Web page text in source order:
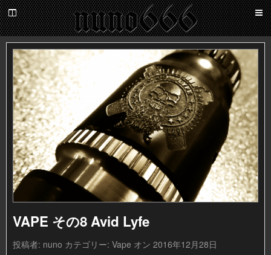
nuno666
百
鬼
夜
VAPE その8 Avid Lyfe
投稿者: nuno カテゴリー: Vape オン 2016年12月28日